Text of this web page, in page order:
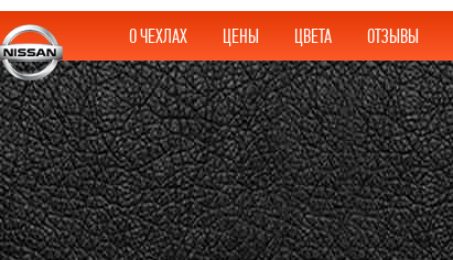
О ЧЕХЛАХ ЦЕНЫ ЦВЕТА ОТЗЫВЫ